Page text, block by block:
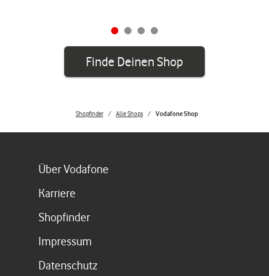
Finde Deinen Shop
Shopfinder Alle Shops Vodafone Shop
Über Vodafone
Karriere
ShopfinderLink öffnet in einem neuen Tab
Impressum
Datenschutz